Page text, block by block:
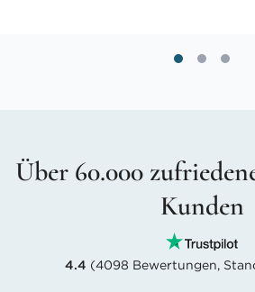
Über 60.000
Kunden
4.4 (4098 Bewertungen,